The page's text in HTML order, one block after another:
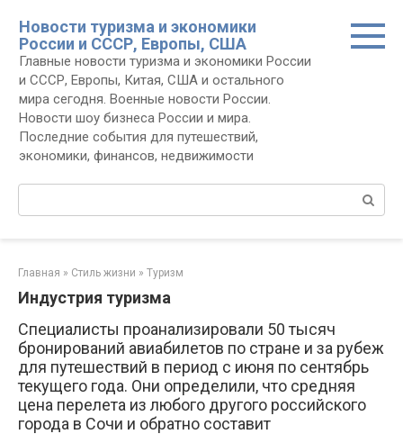
контенту
Новости туризма и экономики
России и СССР, Европы, США
Главные новости туризма и экономики России
и СССР, Европы, Китая, США и остального
мира сегодня. Военные новости России.
Новости шоу бизнеса России и мира.
Последние события для путешествий,
экономики, финансов, недвижимости
Поиск:
Главная » Стиль жизни » Туризм
Индустрия туризма
Специалисты проанализировали 50 тысяч
бронирований авиабилетов по стране и за рубеж
для путешествий в период с июня по сентябрь
текущего года. Они определили, что средняя
цена перелета из любого другого российского
города в Сочи и обратно составит